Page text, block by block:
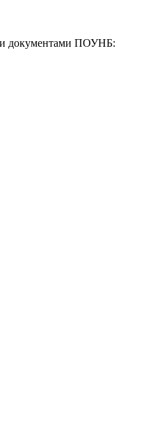
документами ПОУНБ: